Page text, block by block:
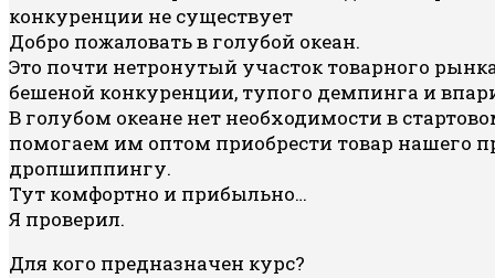
конкуренции не существует
Добро пожаловать в голубой океан.
Это почти нетронутый участок товарного
бешеной конкуренции, тупого демпинга и
В голубом океане нет необходимости в
помогаем им оптом приобрести товар нашего
дропшиппингу.
Тут комфортно и прибыльно…
Я проверил.
Для кого предназначен курс?